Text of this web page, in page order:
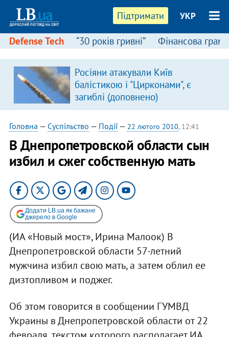
Підтримати УКР
Defense Tech “30 років гривні” Фінансова
Росіяни атакували Київ
балістикою і "Цирконами", є
загиблі (доповнено)
Головна — Суспільство — Події— 22 лютого 2010, 12:41
В Днепропетровской области сын
избил и сжег собственную мать
Додати LB.ua як бажане
джерело в Google
(ИА «Новый мост», Ирина Малоок) В
Днепропетровской области 57-летний
мужчина избил свою мать, а затем облил ее
дизтопливом и поджег.
Об этом говорится в сообщении ГУМВД
Украины в Днепропетровской области от 22